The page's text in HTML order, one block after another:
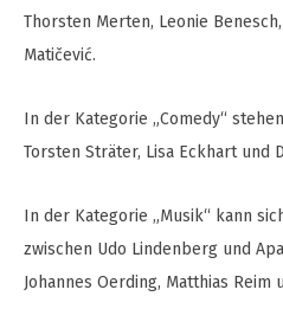
Thorsten Merten, Leonie
Matičević.
In der Kategorie „Comedy“
Torsten Sträter, Lisa Eckhart und
In der Kategorie „Musik“ kann
zwischen Udo Lindenberg und
Johannes Oerding, Matthias Reim